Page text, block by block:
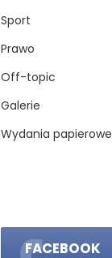
Sport
Prawo
Off-topic
Galerie
Wydania papierowe
FACEBOOK